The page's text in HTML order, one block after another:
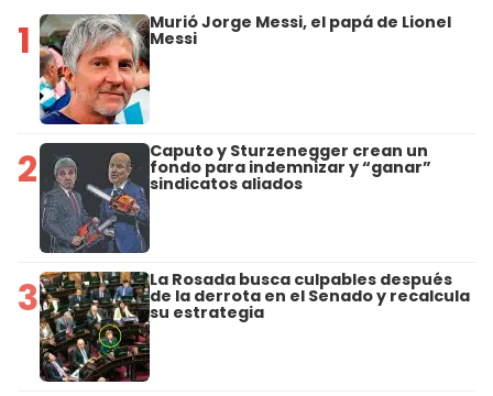
1 Murió Jorge Messi, el papá de Lionel
Messi
2 Caputo y Sturzenegger crean un
fondo para indemnizar y “ganar”
sindicatos aliados
3 La Rosada busca culpables después
de la derrota en el Senado y recalcula
su estrategia